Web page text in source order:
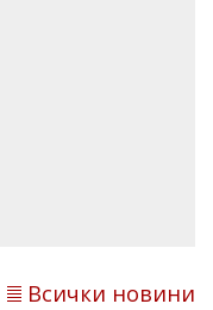
Всички новини